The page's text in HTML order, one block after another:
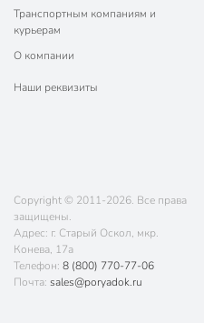
Транспортным компаниям и
курьерам
О компании
Наши реквизиты
Copyright © 2011-2026. Все права
защищены.
Адрес: г. Старый Оскол, мкр.
Конева, 17а
Телефон: 8 (800) 770-77-06
Почта: sales@poryadok.ru